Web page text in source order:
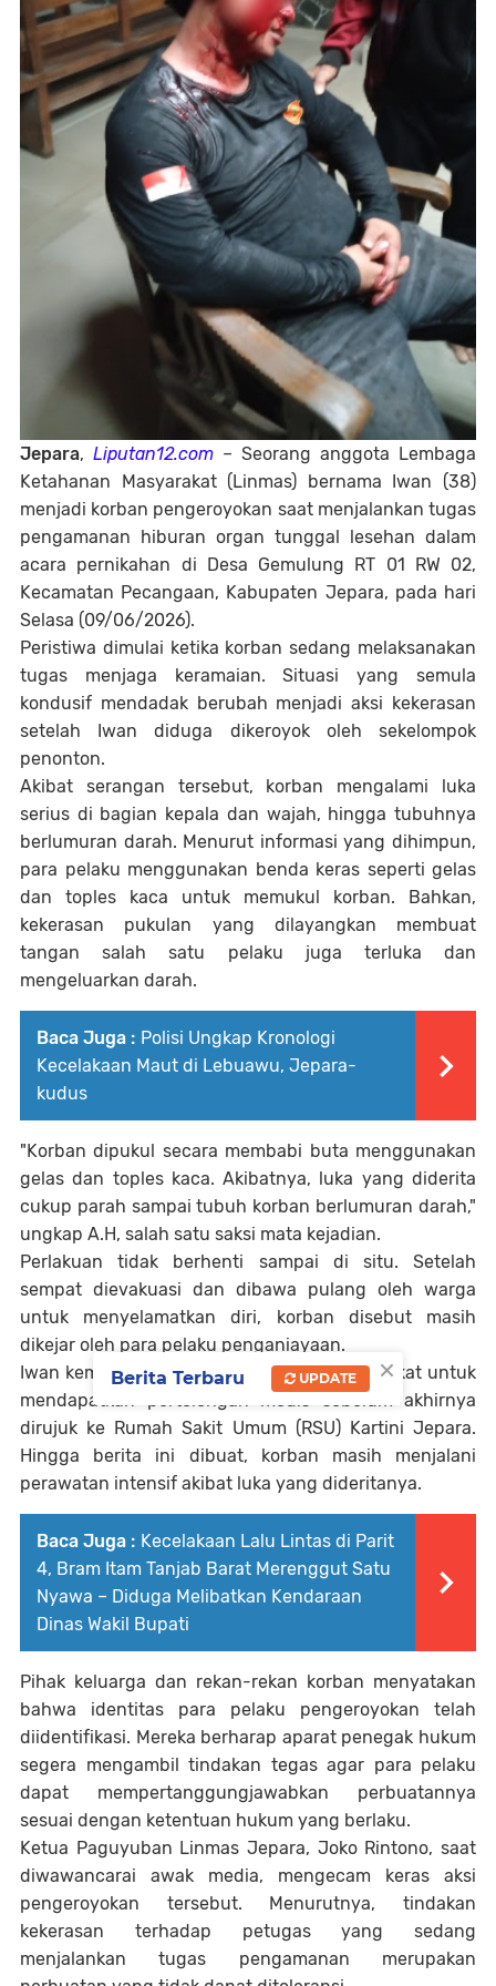
Jepara, Liputan12.com – Seorang anggota Lembaga
Ketahanan Masyarakat (Linmas) bernama Iwan (38)
menjadi korban pengeroyokan saat menjalankan tugas
pengamanan hiburan organ tunggal lesehan dalam
acara pernikahan di Desa Gemulung RT 01 RW 02,
Kecamatan Pecangaan, Kabupaten Jepara, pada hari
Selasa (09/06/2026).
Peristiwa dimulai ketika korban sedang melaksanakan
tugas menjaga keramaian. Situasi yang semula
kondusif mendadak berubah menjadi aksi kekerasan
setelah Iwan diduga dikeroyok oleh sekelompok
penonton.
Akibat serangan tersebut, korban mengalami luka
serius di bagian kepala dan wajah, hingga tubuhnya
berlumuran darah. Menurut informasi yang dihimpun,
para pelaku menggunakan benda keras seperti gelas
dan toples kaca untuk memukul korban. Bahkan,
kekerasan pukulan yang dilayangkan membuat
tangan salah satu pelaku juga terluka dan
mengeluarkan darah.
Baca Juga : Polisi Ungkap Kronologi
Kecelakaan Maut di Lebuawu, Jepara-
kudus
"Korban dipukul secara membabi buta menggunakan
gelas dan toples kaca. Akibatnya, luka yang diderita
cukup parah sampai tubuh korban berlumuran darah,"
ungkap A.H, salah satu saksi mata kejadian.
Perlakuan tidak berhenti sampai di situ. Setelah
sempat dievakuasi dan dibawa pulang oleh warga
untuk menyelamatkan diri, korban disebut masih
dikejar oleh para pelaku penganiayaan.
Iwan kemudian dilarikan ke Puskesmas terdekat untuk
mendapatkan pertolongan medis sebelum akhirnya
dirujuk ke Rumah Sakit Umum (RSU) Kartini Jepara.
Hingga berita ini dibuat, korban masih menjalani
perawatan intensif akibat luka yang dideritanya.
Baca Juga : Kecelakaan Lalu Lintas di Parit
4, Bram Itam Tanjab Barat Merenggut Satu
Nyawa – Diduga Melibatkan Kendaraan
Dinas Wakil Bupati
Pihak keluarga dan rekan-rekan korban menyatakan
bahwa identitas para pelaku pengeroyokan telah
diidentifikasi. Mereka berharap aparat penegak hukum
segera mengambil tindakan tegas agar para pelaku
dapat mempertanggungjawabkan perbuatannya
sesuai dengan ketentuan hukum yang berlaku.
Ketua Paguyuban Linmas Jepara, Joko Rintono, saat
diwawancarai awak media, mengecam keras aksi
pengeroyokan tersebut. Menurutnya, tindakan
kekerasan terhadap petugas yang sedang
menjalankan tugas pengamanan merupakan
×
Berita Terbaru UPDATE